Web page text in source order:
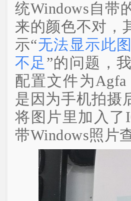
统Windows自带
来的颜色不对，
示“无法显示此
不足 ”的问题，
配置文件为Agfa
是因为手机拍摄
将图片里加入了
带Windows照片